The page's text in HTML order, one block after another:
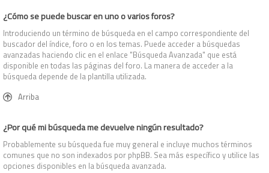
¿Cómo se puede buscar en uno o varios foros?
Introduciendo un término de búsqueda en el campo correspondiente del
buscador del índice, foro o en los temas. Puede acceder a búsquedas
avanzadas haciendo clic en el enlace "Búsqueda Avanzada" que está
disponible en todas las páginas del foro. La manera de acceder a la
búsqueda depende de la plantilla utilizada.
Arriba
¿Por qué mi búsqueda me devuelve ningún resultado?
Probablemente su búsqueda fue muy general e incluye muchos términos
comunes que no son indexados por phpBB. Sea más específico y utilice las
opciones disponibles en la búsqueda avanzada.